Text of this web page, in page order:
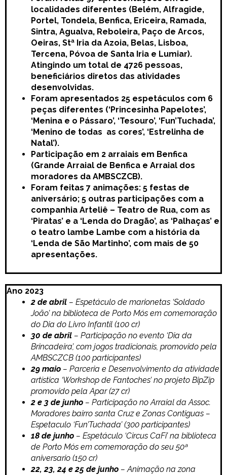
localidades diferentes (Belém, Alfragide,
Portel, Tondela, Benfica, Ericeira, Ramada,
Sintra, Agualva, Reboleira, Paço de Arcos,
Oeiras, Stª Iria da Azoia, Belas, Lisboa,
Tercena, Póvoa de Santa Iria e Lumiar).
Atingindo um total de 4726 pessoas,
beneficiários diretos das atividades
desenvolvidas.
Foram apresentados 25 espetáculos com 6
peças diferentes (‘Princesinha Papelotes’,
‘Menina e o Pássaro’, ‘Tesouro’, ‘Fun’Tuchada’,
‘Menino de todas as cores’, ‘Estrelinha de
Natal’).
Participação em 2 arraiais em Benfica
(Grande Arraial de Benfica e Arraial dos
moradores da AMBSCZCB).
Foram feitas 7 animações: 5 festas de
aniversário; 5 outras participações com a
companhia Arteliê – Teatro de Rua, com as
‘Piratas’ e a ‘Lenda do Dragão’, as ‘Palhaças’ e
o teatro lambe Lambe com a história da
‘Lenda de São Martinho’, com mais de 50
apresentações.
Ano 2023
2 de abril – Espetáculo de marionetas ‘Soldado
João’ na biblioteca de Porto Mós em comemoração
do Dia do Livro Infantil (100 cr)
30 de abril – Participação no evento ‘Dia da
Brincadeira’, com jogos tradicionais, promovido pela
AMBSCZCB (100 participantes)
29 maio – Parceria e Desenvolvimento da atividade
artística ‘Workshop de Fantoches’ no projeto BipZip
promovido pela Apar (27 cr)
2 e 3 de junho – Participação no Arraial da Assoc.
Moradores bairro santa Cruz e Zonas Contiguas –
Espetaculo ‘Fun’Tuchada’ (300 participantes)
18 de junho – Espetáculo ‘Circus CaFi’ na biblioteca
de Porto Mós em comemoração do seu 50ª
aniversario (150 cr)
22, 23, 24 e 25 de junho – Animação na zona